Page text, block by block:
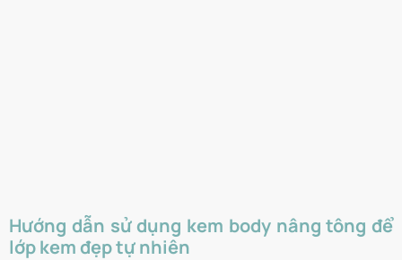
Hướng dẫn sử dụng kem body nâng tông để
lớp kem đẹp tự nhiên